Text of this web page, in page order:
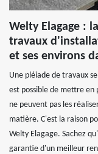
Welty Elagage :
travaux
et ses environs
Une pléiade de travaux
est possible de mettre en
ne peuvent pas les
matière. C'est la raison
Welty Elagage. Sachez
garantie d'un meilleur